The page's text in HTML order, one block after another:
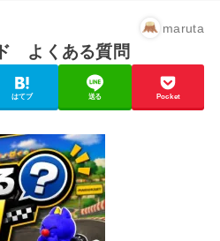
maruta
よくある質問
はてブ 送る Pocket